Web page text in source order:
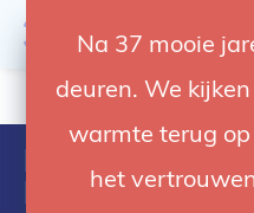
Na 37 mooie
deuren. We
warmte terug
het
4.92 / 5 op trusted
Producten
Buccaneer